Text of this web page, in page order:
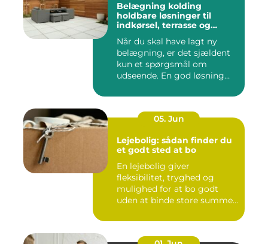
Belægning kolding
holdbare løsninger til
indkørsel, terrasse og
Når du skal have lagt ny
belægning, er det sjældent
kun et spørgsmål om
udseende. En god løsning
05. Jun
Lejebolig: sådan finder du
et godt sted at bo
En lejebolig giver
fleksibilitet, tryghed og
mulighed for at bo godt
uden at binde store summer